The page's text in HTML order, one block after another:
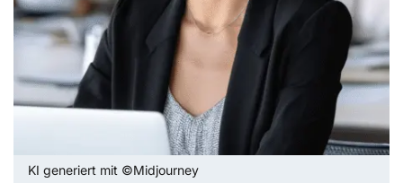
KI generiert mit ©Midjourney